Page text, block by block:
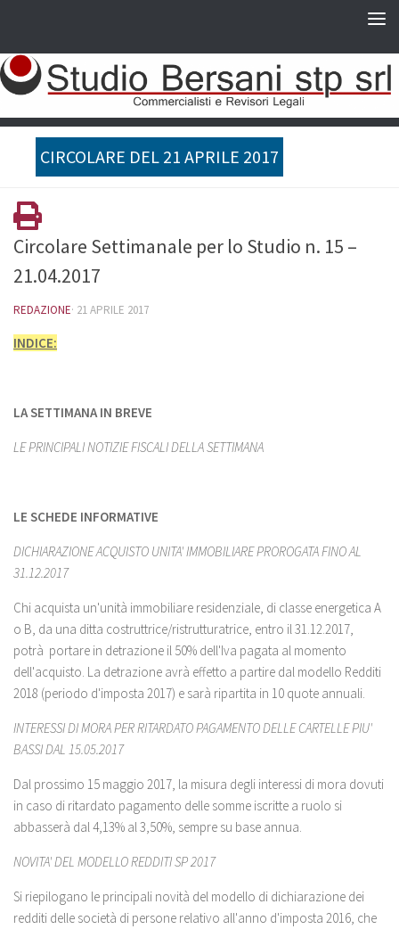
CIRCOLARE DEL 21 APRILE 2017
Circolare Settimanale per lo Studio n. 15 –
21.04.2017
REDAZIONE· 21 APRILE 2017
INDICE:
LA SETTIMANA IN BREVE
LE PRINCIPALI NOTIZIE FISCALI DELLA SETTIMANA
LE SCHEDE INFORMATIVE
DICHIARAZIONE ACQUISTO UNITA' IMMOBILIARE PROROGATA FINO AL
31.12.2017
Chi acquista un'unità immobiliare residenziale, di classe energetica A
o B, da una ditta costruttrice/ristrutturatrice, entro il 31.12.2017,
potrà portare in detrazione il 50% dell'Iva pagata al momento
dell'acquisto. La detrazione avrà effetto a partire dal modello Redditi
2018 (periodo d'imposta 2017) e sarà ripartita in 10 quote annuali.
INTERESSI DI MORA PER RITARDATO PAGAMENTO DELLE CARTELLE PIU'
BASSI DAL 15.05.2017
Dal prossimo 15 maggio 2017, la misura degli interessi di mora dovuti
in caso di ritardato pagamento delle somme iscritte a ruolo si
abbasserà dal 4,13% al 3,50%, sempre su base annua.
NOVITA' DEL MODELLO REDDITI SP 2017
Si riepilogano le principali novità del modello di dichiarazione dei
redditi delle società di persone relativo all'anno d'imposta 2016, che